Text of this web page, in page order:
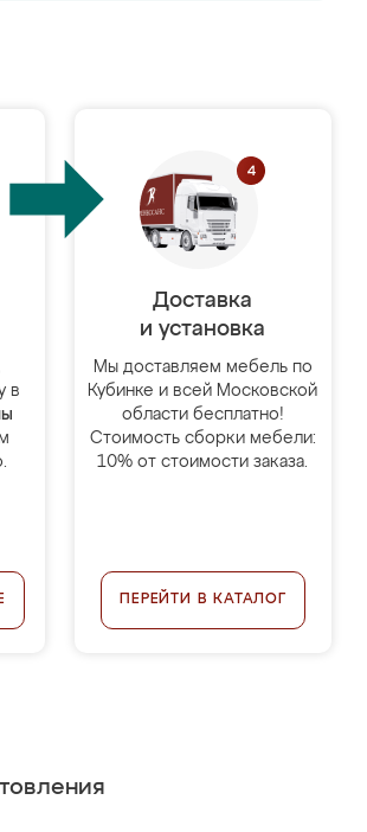
в
Доставка
и установка
Мы доставляем мебель по
Кубинке и всей Московской
области бесплатно!
Стоимость сборки мебели:
10% от стоимости заказа.
ПЕРЕЙТИ В КАТАЛОГ